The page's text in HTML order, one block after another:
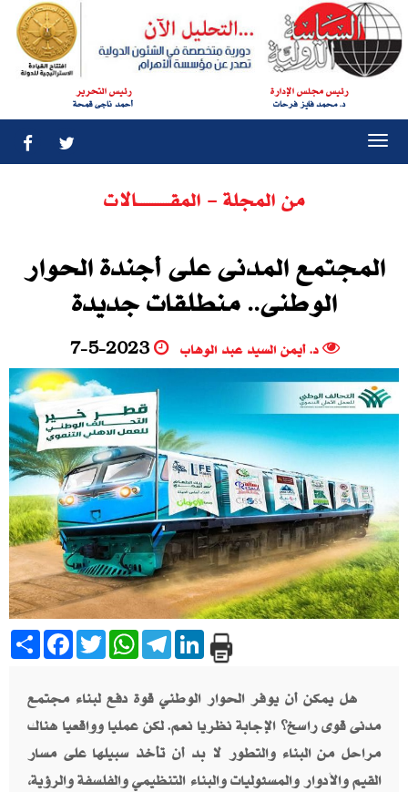
رئيس مجلس الإدارة
د. محمد فايز فرحات
رئيس التحرير
أحمد ناجى قمحة
من المجلة - المقــــــــــــالات
المجتمع المدنى على أجندة الحوار
الوطنى.. منطلقات جديدة
د‮. ‬أيمن السيد عبد الوهاب 7-5-2023
Share Facebook
TwitterWhatsAppTelegramLinkedIn
هل يمكن أن يوفر الحوار الوطني قوة دفع لبناء مجتمع
مدنى قوى راسخ؟ الإجابة نظريا نعم. لكن عمليا وواقعيا هناك
مراحل من البناء والتطور لا بد أن تأخذ سبيلها على مسار
القيم والأدوار والمسئوليات والبناء التنظيمي والفلسفة والرؤية،